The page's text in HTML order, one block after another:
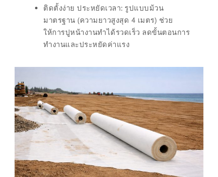
ติดตั้งง่าย ประหยัดเวลา: รูปแบบม้วน
มาตรฐาน (ความยาวสูงสุด 4 เมตร) ช่วย
ให้การปูหน้างานทำได้รวดเร็ว ลดขั้นตอนการ
ทำงานและประหยัดค่าแรง